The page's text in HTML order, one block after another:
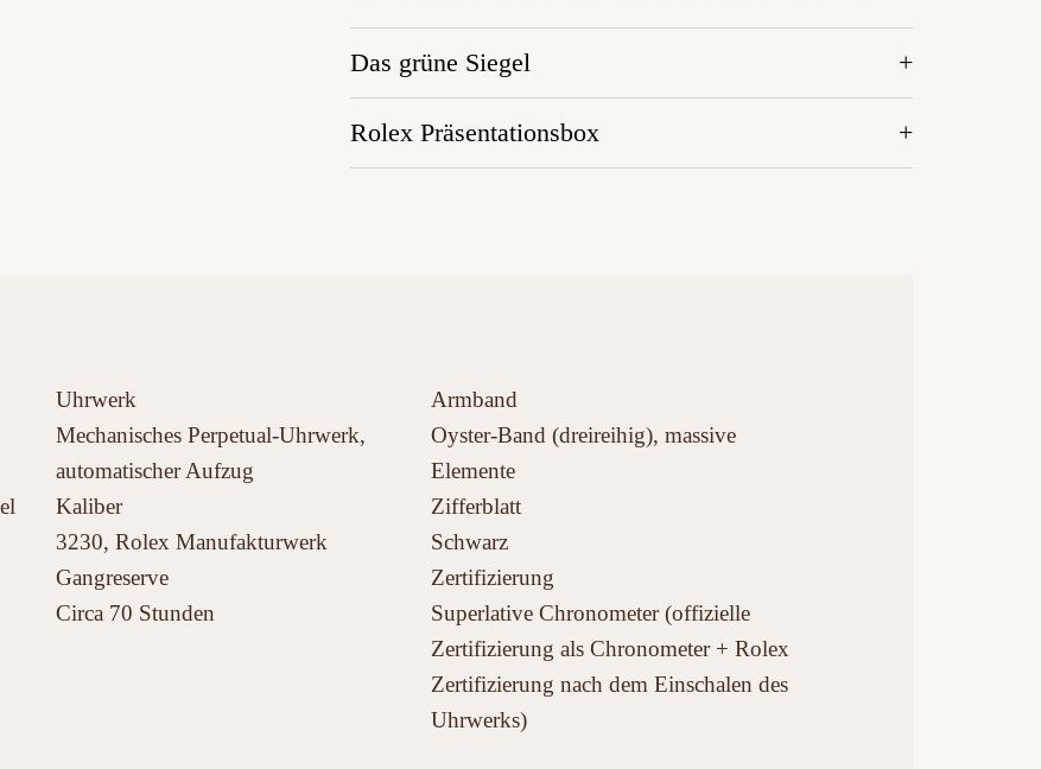
Das grüne Siegel
Rolex Präsentationsbox
Uhrwerk
Mechanisches Perpetual-Uhrwerk,
automatischer Aufzug
Kaliber
3230, Rolex Manufakturwerk
Gangreserve
Circa 70 Stunden
Armband
Oyster-Band (dreireihig), massive
Elemente
Zifferblatt
Schwarz
Zertifizierung
Superlative Chronometer (offizielle
Zertifizierung als Chronometer + Rolex
Zertifizierung nach dem Einschalen des
Uhrwerks)